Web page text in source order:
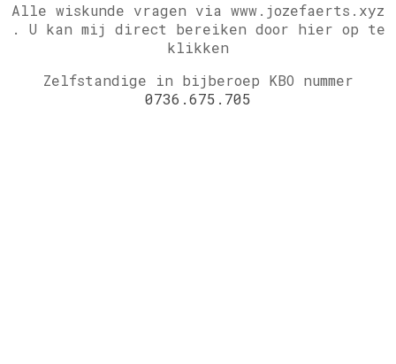
Alle wiskunde vragen via www.jozefaerts.xyz
. U kan mij direct bereiken door hier op te
klikken
Zelfstandige in bijberoep KBO nummer
0736.675.705